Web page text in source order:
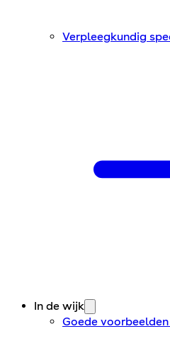
Verpleegkundig
In de wijk
Goede